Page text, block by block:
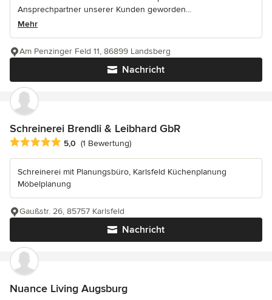
Ansprechpartner unserer Kunden geworden...
Mehr
Nachricht
Am Penzinger Feld 11, 86899 Landsberg
Schreinerei Brendli & Leibhard GbR
Durchschnittliche Bewertung: 5 von 5 Sternen
5,0 (1 Bewertung)
Schreinerei mit Planungsbüro, Karlsfeld Küchenplanung
Möbelplanung
Nachricht
Gaußstr. 26, 85757 Karlsfeld
Nuance Living Augsburg